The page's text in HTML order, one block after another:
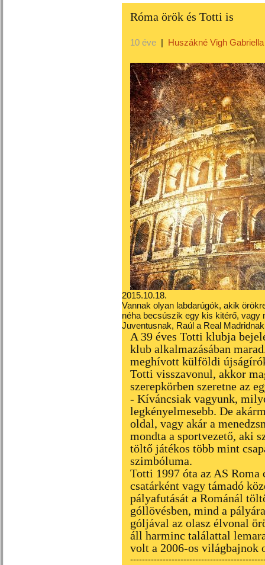
Róma örök és Totti is
10 éve | Huszákné Vigh Gabriella
2015.10.18.
Vannak olyan labdarúgók, akik
néha becsúszik egy kis kitérő, vagy
Juventusnak, Raúl a Real
A 39 éves Totti klubja
klub alkalmazásában
meghívott külföldi
Totti visszavonul, akkor
szerepkörben szeretne az
- Kíváncsiak vagyunk,
legkényelmesebb. De
oldal, vagy akár a
mondta a sportvezető, aki
töltő játékos több mint
szimbóluma.
Totti 1997 óta az AS
csatárként vagy támadó
pályafutását a Románál
góllövésben, mind a
góljával az olasz élvonal
áll harminc találattal
volt a 2006-os világbajnok